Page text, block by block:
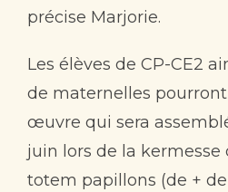
précise Marjorie.
Les élèves de CP-CE2
de maternelles
œuvre qui sera
juin lors de la kermesse
totem papillons (de +